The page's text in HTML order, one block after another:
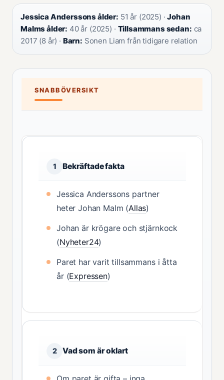
Jessica Anderssons ålder: 51 år (2025) ·Johan
Malms ålder: 40 år (2025) · Tillsammans sedan: ca
2017 (8 år) · Barn: Sonen Liam från tidigare relation
SNABBÖVERSIKT
1 Bekräftade fakta
Jessica Anderssons partner
heter Johan Malm (Allas)
Johan är krögare och stjärnkock
(Nyheter24)
Paret har varit tillsammans i åtta
år (Expressen)
2 Vad som är oklart